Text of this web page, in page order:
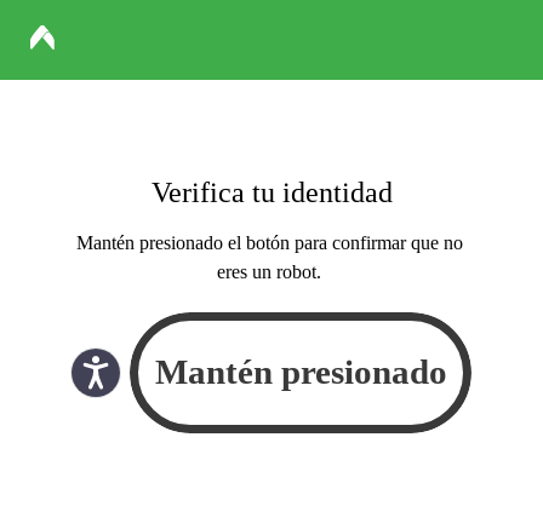
Verifica tu identidad
Mantén presionado el botón para confirmar que no
eres un robot.